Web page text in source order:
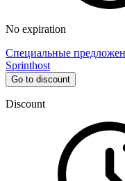
No expiration
Специальные
Sprinthost
Go to discount
Discount